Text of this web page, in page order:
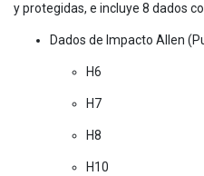
y protegidas, e incluye 8 dados
Dados de Impacto Allen
H6
H7
H8
H10